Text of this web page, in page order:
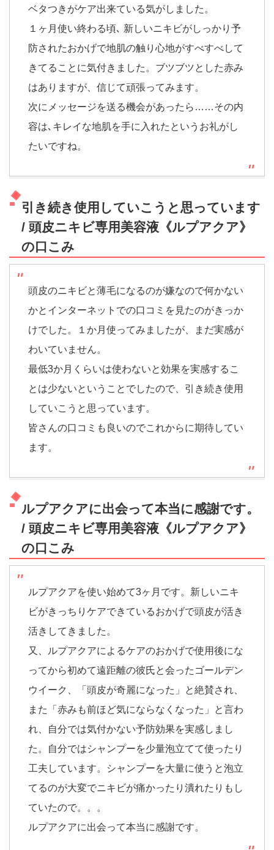
ベタつきがケア出来ている気がしました。
１ヶ月使い終わる頃､ 新しいニキビがしっかり予
防されたおかげで地肌の触り心地がすべすべして
きてることに気付きました。ブツブツとした赤み
はありますが、信じて頑張ってみます。
次にメッセージを送る機会があったら……その内
容は､キレイな地肌を手に入れたというお礼がし
たいですね。
引き続き使用していこうと思っています
/ 頭皮ニキビ専用美容液《ルプアクア》
の口こみ
頭皮のニキビと薄毛になるのが嫌なので何かない
かとインターネットでの口コミを見たのがきっか
けでした。１か月使ってみましたが、まだ実感が
わいていません。
最低3か月くらいは使わないと効果を実感するこ
とは少ないということでしたので、引き続き使用
していこうと思っています。
皆さんの口コミも良いのでこれからに期待してい
ます。
ルプアクアに出会って本当に感謝です。
/ 頭皮ニキビ専用美容液《ルプアクア》
の口こみ
ルプアクアを使い始めて3ヶ月です。新しいニキ
ビがきっちりケアできているおかげで頭皮が活き
活きしてきました。
又、ルプアクアによるケアのおかげで使用後にな
ってから初めて遠距離の彼氏と会ったゴールデン
ウイーク、「頭皮が奇麗になった」と絶賛され、
また「赤みも前ほど気にならなくなった」と言わ
れ、自分では気付かない予防効果を実感しまし
た。自分ではシャンプーを少量泡立てて使ったり
工夫しています。シャンプーを大量に使うと泡立
てるのが大変でニキビが痛かったり潰れたりもし
ていたので。。。
ルプアクアに出会って本当に感謝です。